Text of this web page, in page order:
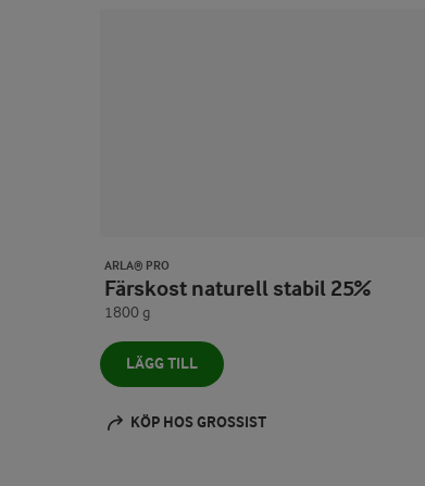
ARLA® PRO
Färskost naturell stabil 25%
1800 g
LÄGG TILL
KÖP HOS GROSSIST